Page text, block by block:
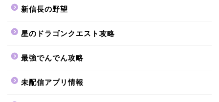
新信長の野望
星のドラゴンクエスト攻略
最強でんでん攻略
未配信アプリ情報